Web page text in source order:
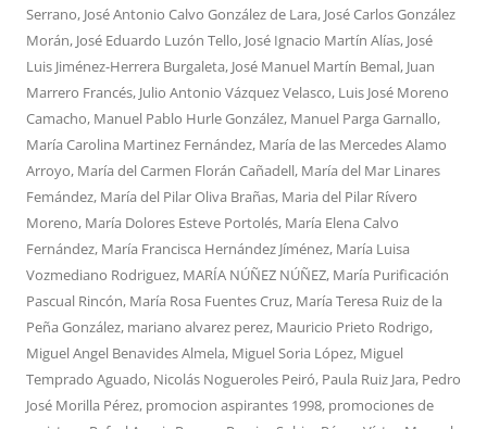
Serrano, José Antonio Calvo González de Lara, José Carlos González
Morán, José Eduardo Luzón Tello, José Ignacio Martín Alías, José
Luis Jiménez-Herrera Burgaleta, José Manuel Martín Bemal, Juan
Marrero Francés, Julio Antonio Vázquez Velasco, Luis José Moreno
Camacho, Manuel Pablo Hurle González, Manuel Parga Garnallo,
María Carolina Martinez Fernández, María de las Mercedes Alamo
Arroyo, María del Carmen Florán Cañadell, María del Mar Linares
Femández, María del Pilar Oliva Brañas, Maria del Pilar Rívero
Moreno, María Dolores Esteve Portolés, María Elena Calvo
Fernández, María Francisca Hernández Jíménez, María Luisa
Vozmediano Rodriguez, MARÍA NÚÑEZ NÚÑEZ, María Purificación
Pascual Rincón, María Rosa Fuentes Cruz, María Teresa Ruiz de la
Peña González, mariano alvarez perez, Mauricio Prieto Rodrigo,
Miguel Angel Benavides Almela, Miguel Soria López, Miguel
Temprado Aguado, Nicolás Nogueroles Peiró, Paula Ruiz Jara, Pedro
José Morilla Pérez, promocion aspirantes 1998, promociones de